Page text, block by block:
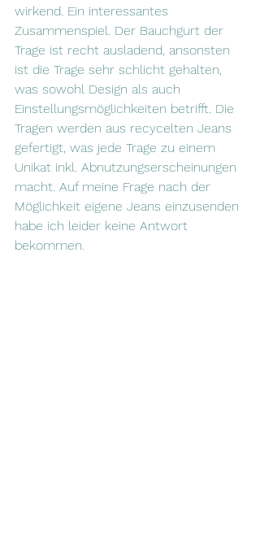
wirkend. Ein interessantes
Zusammenspiel. Der Bauchgurt der
Trage ist recht ausladend, ansonsten
ist die Trage sehr schlicht gehalten,
was sowohl Design als auch
Einstellungsmöglichkeiten betrifft. Die
Tragen werden aus recycelten Jeans
gefertigt, was jede Trage zu einem
Unikat inkl. Abnutzungserscheinungen
macht. Auf meine Frage nach der
Möglichkeit eigene Jeans einzusenden
habe ich leider keine Antwort
bekommen.